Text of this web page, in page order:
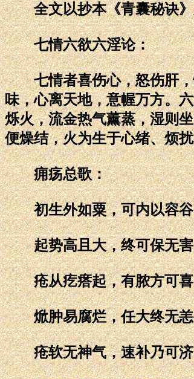
全文以抄本《青囊秘诀》
七情六欲六淫论：
七情者喜伤心，怒伤肝，忧
味，心离天地，意幄万方。
烁火，流金热气薰蒸，湿则
便燥结，火为生于心绪、烦
痈疡总歌：
初生外如粟，可内以容谷
起势高且大，终可保无害
疮从疙瘩起，有脓方可喜
焮肿易腐烂，任大终无恙
疮软无神气，速补乃可济